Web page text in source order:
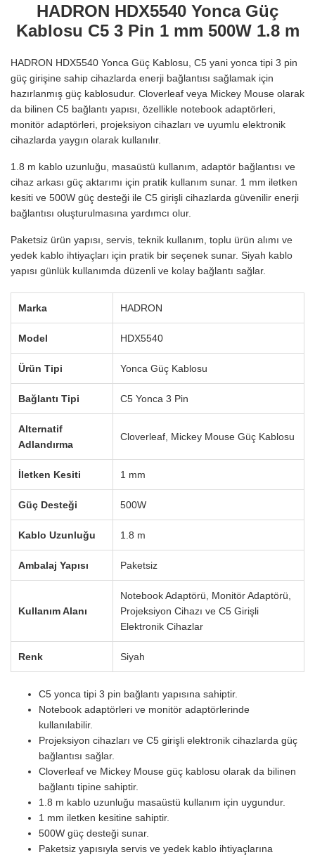
HADRON HDX5540 Yonca Güç
Kablosu C5 3 Pin 1 mm 500W 1.8 m
HADRON HDX5540 Yonca Güç Kablosu, C5 yani yonca tipi 3 pin
güç girişine sahip cihazlarda enerji bağlantısı sağlamak için
hazırlanmış güç kablosudur. Cloverleaf veya Mickey Mouse olarak
da bilinen C5 bağlantı yapısı, özellikle notebook adaptörleri,
monitör adaptörleri, projeksiyon cihazları ve uyumlu elektronik
cihazlarda yaygın olarak kullanılır.
1.8 m kablo uzunluğu, masaüstü kullanım, adaptör bağlantısı ve
cihaz arkası güç aktarımı için pratik kullanım sunar. 1 mm iletken
kesiti ve 500W güç desteği ile C5 girişli cihazlarda güvenilir enerji
bağlantısı oluşturulmasına yardımcı olur.
Paketsiz ürün yapısı, servis, teknik kullanım, toplu ürün alımı ve
yedek kablo ihtiyaçları için pratik bir seçenek sunar. Siyah kablo
yapısı günlük kullanımda düzenli ve kolay bağlantı sağlar.
Marka HADRON
Model HDX5540
Ürün Tipi Yonca Güç Kablosu
Bağlantı Tipi C5 Yonca 3 Pin
Alternatif
Adlandırma
Cloverleaf, Mickey Mouse Güç Kablosu
İletken Kesiti 1 mm
Güç Desteği 500W
Kablo Uzunluğu 1.8 m
Ambalaj Yapısı Paketsiz
Kullanım Alanı
Notebook Adaptörü, Monitör Adaptörü,
Projeksiyon Cihazı ve C5 Girişli
Elektronik Cihazlar
Renk Siyah
C5 yonca tipi 3 pin bağlantı yapısına sahiptir.
Notebook adaptörleri ve monitör adaptörlerinde
kullanılabilir.
Projeksiyon cihazları ve C5 girişli elektronik cihazlarda güç
bağlantısı sağlar.
Cloverleaf ve Mickey Mouse güç kablosu olarak da bilinen
bağlantı tipine sahiptir.
1.8 m kablo uzunluğu masaüstü kullanım için uygundur.
1 mm iletken kesitine sahiptir.
500W güç desteği sunar.
Paketsiz yapısıyla servis ve yedek kablo ihtiyaçlarına